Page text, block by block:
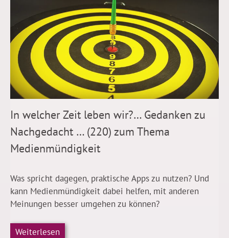
In welcher Zeit leben wir?… Gedanken zu
Nachgedacht … (220) zum Thema
Medienmündigkeit
Was spricht dagegen, praktische Apps zu nutzen? Und
kann Medienmündigkeit dabei helfen, mit anderen
Meinungen besser umgehen zu können?
Weiterlesen